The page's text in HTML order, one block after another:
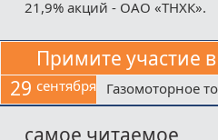
21,9% акций - ОАО «ТНХК».
Примите участие
29 сентября Газомоторное
самое читаемое